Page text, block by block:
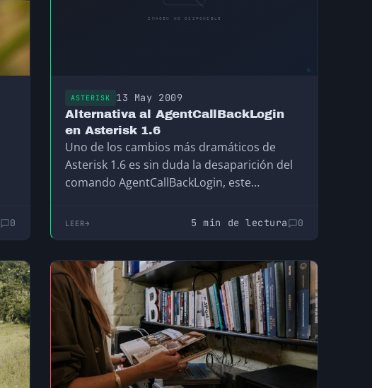
0
ASTERISK 13 May 2009
Alternativa al AgentCallBackLogin
en Asterisk 1.6
Uno de los cambios más dramáticos de
Asterisk 1.6 es sin duda la desaparición del
comando AgentCallBackLogin, este
LEER 5 min de lectura 0